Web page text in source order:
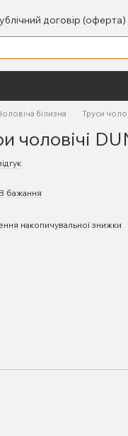
договір (оферта)
білизна Труси
чоловічі
В бажання
накопичувальної знижки